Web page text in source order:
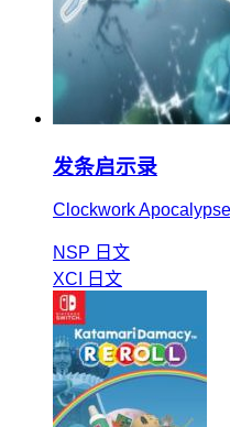
发条启示录
Clockwork Apocalypse
NSP 日文
XCI
日文